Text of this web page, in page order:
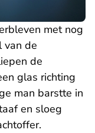
met nog
van de
de
glas richting
man barstte in
en sloeg